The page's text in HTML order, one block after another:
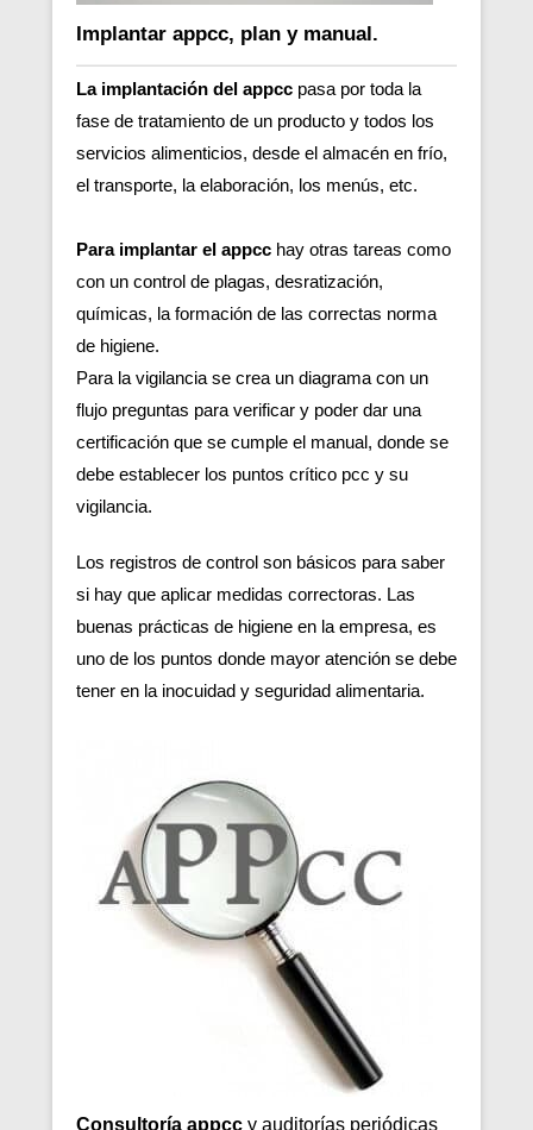
Implantar appcc, plan y manual.
La implantación del appcc pasa por toda la
fase de tratamiento de un producto y todos los
servicios alimenticios, desde el almacén en frío,
el transporte, la elaboración, los menús, etc.
Para implantar el appcc hay otras tareas como
con un control de plagas, desratización,
químicas, la formación de las correctas norma
de higiene.
Para la vigilancia se crea un diagrama con un
flujo preguntas para verificar y poder dar una
certificación que se cumple el manual, donde se
debe establecer los puntos crítico pcc y su
vigilancia.
Los registros de control son básicos para saber
si hay que aplicar medidas correctoras. Las
buenas prácticas de higiene en la empresa, es
uno de los puntos donde mayor atención se debe
tener en la inocuidad y seguridad alimentaria.
Consultoría appcc y auditorías periódicas